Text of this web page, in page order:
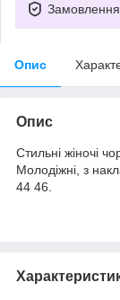
Замовлення
Опис
Опис
Стильні жіночі
Молодіжні, з
44 46.